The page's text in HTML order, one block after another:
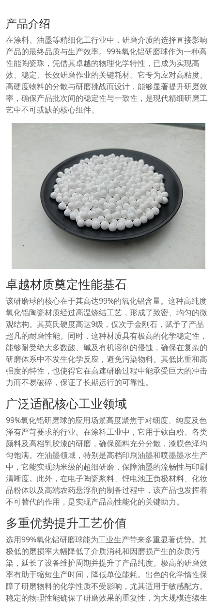
产品介绍
在涂料、油墨等精细化工行业中，研磨介质的选择直接影响
产品的最终品质与生产效率。99%氧化铝研磨球作为一种高
性能陶瓷珠，凭借其卓越的物理化学特性，已成为实现高
效、稳定、长效研磨作业的关键耗材。它专为应对高粘度、
高硬度物料的分散与研磨挑战而设计，能够显著提升研磨效
率，确保产品批次间的稳定性与一致性，是现代精细研磨工
艺中不可或缺的核心组件。
卓越材质奠定性能基石
该研磨球的核心在于其高达99%的氧化铝含量。这种高纯度
氧化铝陶瓷材质经过高温烧结工艺，形成了致密、均匀的微
观结构。其莫氏硬度高达9级，仅次于金刚石，赋予了产品
超凡的耐磨性能。同时，这种材质具有极高的化学稳定性，
能够耐受绝大多数酸、碱及有机溶剂的侵蚀，确保在复杂的
研磨体系中不发生化学反应，避免污染物料。其低比重和高
强度的特性，也使得它在高速研磨过程中能承受巨大的冲击
力而不易破碎，保证了长期运行的可靠性。
广泛适配核心工业领域
99%氧化铝研磨球的应用场景高度聚焦于对细度、纯度及色
泽有严苛要求的行业。在涂料工业中，它用于钛白粉、各类
颜料及高档乳胶漆的研磨，确保颜料充分分散，漆膜色泽均
匀饱满。在油墨领域，特别是高档印刷油墨和喷墨墨水生产
中，它能实现纳米级的超细研磨，保障油墨的流畅性与印刷
清晰度。此外，在电子陶瓷浆料、锂电池正负极材料、化妆
品粉体以及高端农药悬浮剂的制备过程中，该产品也发挥着
不可替代的作用，是实现产品高性能化的关键助力。
多重优势提升工艺价值
选用99%氧化铝研磨球能为工业生产带来多重显著优势。其
极低的磨损率大幅降低了介质消耗和因磨损产生的杂质污
染，延长了设备维护周期并提升了产品纯度。极高的研磨效
率有助于缩短生产时间，降低单位能耗。出色的化学惰性保
障了研磨物料的化学性质不受影响，尤其适用于敏感配方。
稳定的物理性能确保了研磨效果的重复性，为大规模连续生